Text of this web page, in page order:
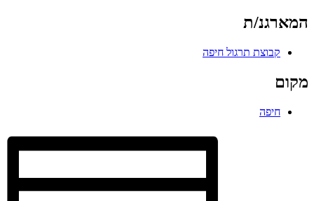
המארגנ/ת
קבוצת תרגול חיפה
מקום
חיפה